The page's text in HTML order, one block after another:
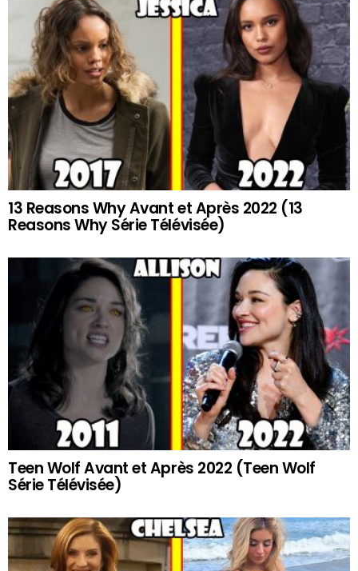
13 Reasons Why Avant et Après 2022 (13
Reasons Why Série Télévisée)
Teen Wolf Avant et Après 2022 (Teen Wolf
Série Télévisée)